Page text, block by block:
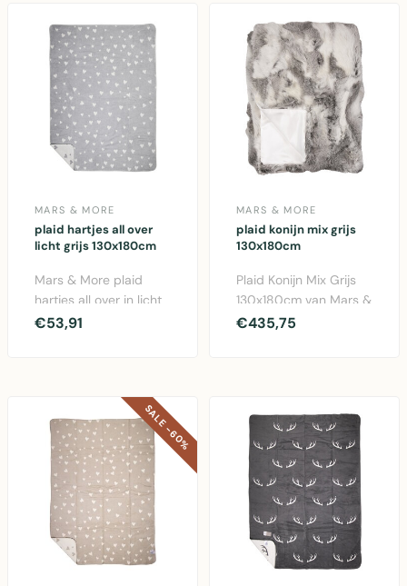
MARS & MORE
plaid hartjes all over
licht grijs 130x180cm
Mars & More plaid
hartjes all over in licht
grijs. Cosy fleece
€53,91
MARS & MORE
plaid konijn mix grijs
130x180cm
Plaid Konijn Mix Grijs
130x180cm van Mars &
More. Luxe deken van
€435,75
SALE -60%